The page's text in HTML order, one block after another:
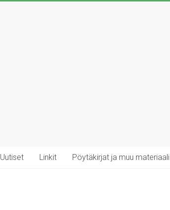
Uutiset Linkit Pöytäkirjat ja muu materiaali